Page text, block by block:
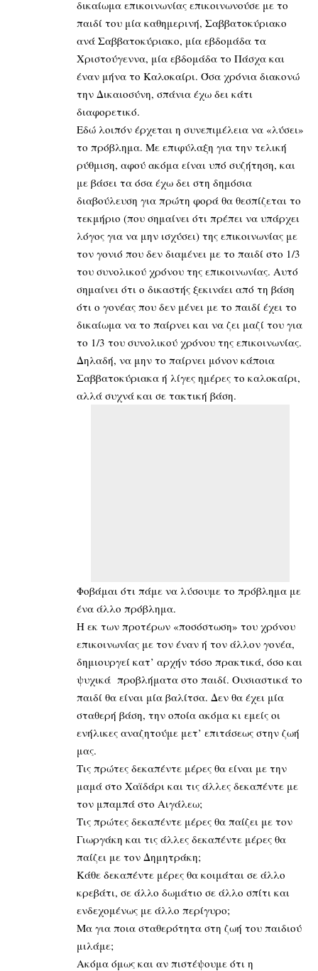
δικαίωμα επικοινωνίας επικοινωνούσε με το
παιδί του μία καθημερινή, Σαββατοκύριακο
ανά Σαββατοκύριακο, μία εβδομάδα τα
Χριστούγεννα, μία εβδομάδα το Πάσχα και
έναν μήνα το Καλοκαίρι. Όσα χρόνια διακονώ
την Δικαιοσύνη, σπάνια έχω δει κάτι
διαφορετικό.
Εδώ λοιπόν έρχεται η συνεπιμέλεια να «λύσει»
το πρόβλημα. Με επιφύλαξη για την τελική
ρύθμιση, αφού ακόμα είναι υπό συζήτηση, και
με βάσει τα όσα έχω δει στη δημόσια
διαβούλευση για πρώτη φορά θα θεσπίζεται το
τεκμήριο (που σημαίνει ότι πρέπει να υπάρχει
λόγος για να μην ισχύσει) της επικοινωνίας με
τον γονιό που δεν διαμένει με το παιδί στο 1/3
του συνολικού χρόνου της επικοινωνίας. Αυτό
σημαίνει ότι ο δικαστής ξεκινάει από τη βάση
ότι ο γονέας που δεν μένει με το παιδί έχει το
δικαίωμα να το παίρνει και να ζει μαζί του για
το 1/3 του συνολικού χρόνου της επικοινωνίας.
Δηλαδή, να μην το παίρνει μόνον κάποια
Σαββατοκύριακα ή λίγες ημέρες το καλοκαίρι,
αλλά συχνά και σε τακτική βάση.
Φοβάμαι ότι πάμε να λύσουμε το πρόβλημα με
ένα άλλο πρόβλημα.
Η εκ των προτέρων «ποσόστωση» του χρόνου
επικοινωνίας με τον έναν ή τον άλλον γονέα,
δημιουργεί κατ’ αρχήν τόσο πρακτικά, όσο και
ψυχικά προβλήματα στο παιδί. Ουσιαστικά το
παιδί θα είναι μία βαλίτσα. Δεν θα έχει μία
σταθερή βάση, την οποία ακόμα κι εμείς οι
ενήλικες αναζητούμε μετ’ επιτάσεως στην ζωή
μας.
Τις πρώτες δεκαπέντε μέρες θα είναι με την
μαμά στο Χαϊδάρι και τις άλλες δεκαπέντε με
τον μπαμπά στο Αιγάλεω;
Τις πρώτες δεκαπέντε μέρες θα παίζει με τον
Γιωργάκη και τις άλλες δεκαπέντε μέρες θα
παίζει με τον Δημητράκη;
Κάθε δεκαπέντε μέρες θα κοιμάται σε άλλο
κρεβάτι, σε άλλο δωμάτιο σε άλλο σπίτι και
ενδεχομένως με άλλο περίγυρο;
Μα για ποια σταθερότητα στη ζωή του παιδιού
μιλάμε;
Ακόμα όμως και αν πιστέψουμε ότι η